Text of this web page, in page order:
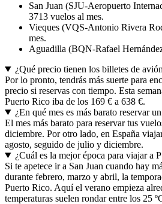
San Juan (SJU-Aeropuerto
3713 vuelos al mes.
Vieques (VQS-Antonio Rivera
mes.
Aguadilla (BQN-Rafael
¿Qué precio tienen los billetes de
Por lo pronto, tendrás más suerte para
precio si reservas con tiempo. Esta
Puerto Rico iba de los 169 € a 638 €.
¿En qué mes es más barato reservar
El mes más barato para reservar tus
diciembre. Por otro lado, en España
agosto, seguido de julio y diciembre.
¿Cuál es la mejor época para viajar a
Si te apetece ir a San Juan cuando hay
durante febrero, marzo y abril, la
Puerto Rico. Aquí el verano empieza
temperaturas suelen rondar entre los 25